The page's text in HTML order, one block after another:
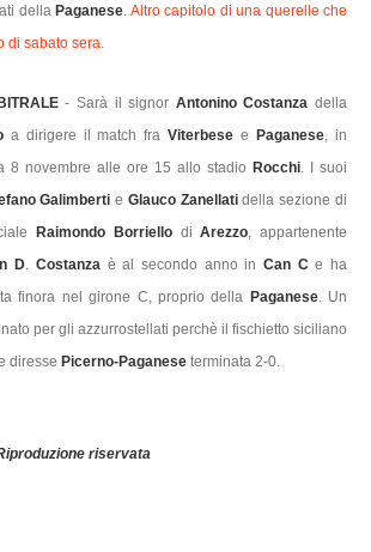
della Paganese. Altro capitolo di una querelle che
di sabato sera.
- Sarà il signor Antonino Costanza della
a dirigere il match fraViterbesee Paganese, in
8 novembre alle ore 15 allo stadio Rocchi. I suoi
Galimberti e Glauco Zanellatidella sezione di
Raimondo Borriello diArezzo, appartenente
D. Costanza è al secondo anno in Can Ce ha
finora nel girone C, proprio della Paganese. Un
per gli azzurrostellati perchè il fischietto siciliano
diresse Picerno-Paganese terminata 2-0.
riservata